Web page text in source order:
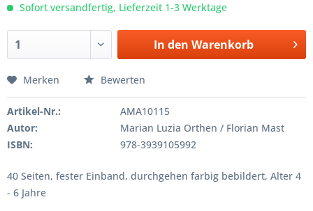
Sofort versandfertig, Lieferzeit 1-3 Werktage
In den Warenkorb
Merken Bewerten
Artikel-Nr.:
AMA10115
Autor:
Marian Luzia Orthen / Florian Mast
ISBN:
978-3939105992
40 Seiten, fester Einband, durchgehen farbig bebildert, Alter 4
- 6 Jahre